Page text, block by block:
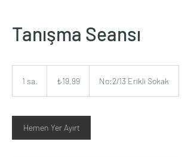
Tanışma Seansı
1 sa.
Türk
lirası₺19,99 No:2/13 Erikli Sokak
Hemen Yer Ayırt